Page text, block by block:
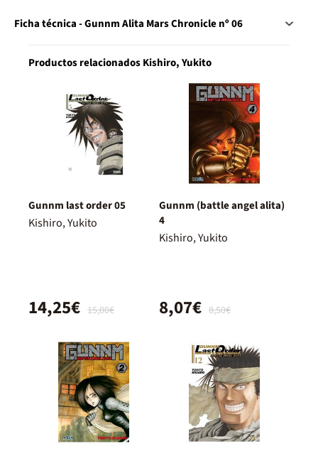
Ficha técnica - Gunnm Alita Mars Chronicle nº 06
Productos relacionados Kishiro, Yukito
Gunnm last order 05
Kishiro, Yukito
15,00€
14,25€
Gunnm (battle angel alita)
4
Kishiro, Yukito
8,50€
8,07€